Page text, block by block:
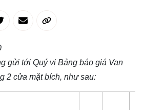
gửi tới Quý vị Bảng báo giá Van
2 cửa mặt bích, như sau: